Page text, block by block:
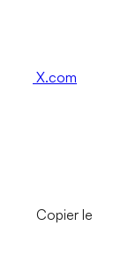
X.com
Copier le